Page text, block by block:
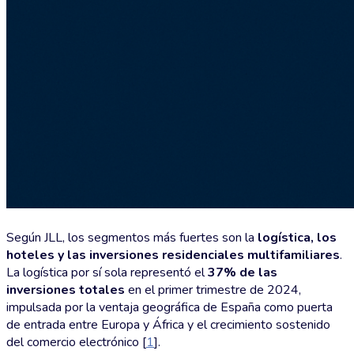
Según JLL, los segmentos más fuertes son la logística, los
hoteles y las inversiones residenciales multifamiliares.
La logística por sí sola representó el37% de las
inversiones totales en el primer trimestre de 2024,
impulsada por la ventaja geográfica de España como puerta
de entrada entre Europa y África y el crecimiento sostenido
del comercio electrónico [1].